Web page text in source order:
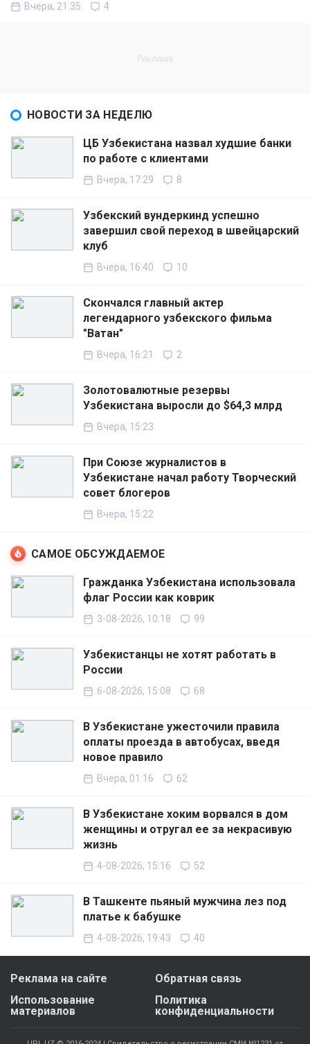
Вчера, 21:35 4
НОВОСТИ ЗА НЕДЕЛЮ
ЦБ Узбекистана назвал худшие банки
по работе с клиентами
Вчера, 17:29 8
Узбекский вундеркинд успешно
завершил свой переход в швейцарский
клуб
Вчера, 16:40 10
Скончался главный актер
легендарного узбекского фильма
"Ватан"
Вчера, 16:21 2
Золотовалютные резервы
Узбекистана выросли до $64,3 млрд
Вчера, 15:23
При Союзе журналистов в
Узбекистане начал работу Творческий
совет блогеров
Вчера, 15:22
САМОЕ ОБСУЖДАЕМОЕ
Гражданка Узбекистана использовала
флаг России как коврик
3-08-2026, 10:18 99
Узбекистанцы не хотят работать в
России
6-08-2026, 15:08 68
В Узбекистане ужесточили правила
оплаты проезда в автобусах, введя
новое правило
Вчера, 01:16 62
В Узбекистане хоким ворвался в дом
женщины и отругал ее за некрасивую
жизнь
4-08-2026, 15:16 52
В Ташкенте пьяный мужчина лез под
платье к бабушке
4-08-2026, 19:43 40
Реклама на сайте
Обратная связь
Использование
материалов
Политика
конфиденциальности